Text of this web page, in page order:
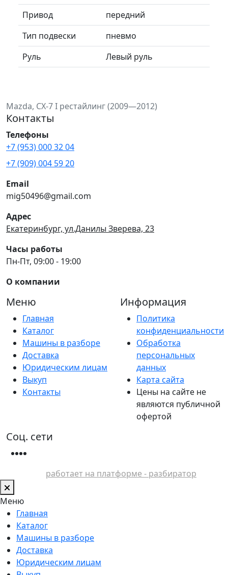
Привод
передний
Тип подвески
пневмо
Руль
Левый руль
Mazda, CX-7 I рестайлинг (2009—2012)
Контакты
Телефоны
+7 (953) 000 32 04
+7 (909) 004 59 20
Email
mig50496@gmail.com
Адрес
Екатеринбург, ул.Данилы Зверева, 23
Часы работы
Пн-Пт, 09:00 - 19:00
О компании
Меню
Главная
Каталог
Машины в разборе
Доставка
Юридическим лицам
Выкуп
Контакты
Информация
Политика
конфиденциальности
Обработка
персональных
данных
Карта сайта
Цены на сайте не
являются публичной
офертой
Соц. сети
работает на платформе - разбиратор
Меню
Главная
Каталог
Машины в разборе
Доставка
Юридическим лицам